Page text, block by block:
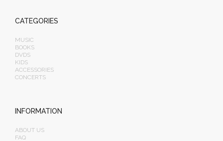
CATEGORIES
MUSIC
BOOKS
DVDS
KIDS
ACCESSORIES
CONCERTS
INFORMATION
ABOUT US
FAQ